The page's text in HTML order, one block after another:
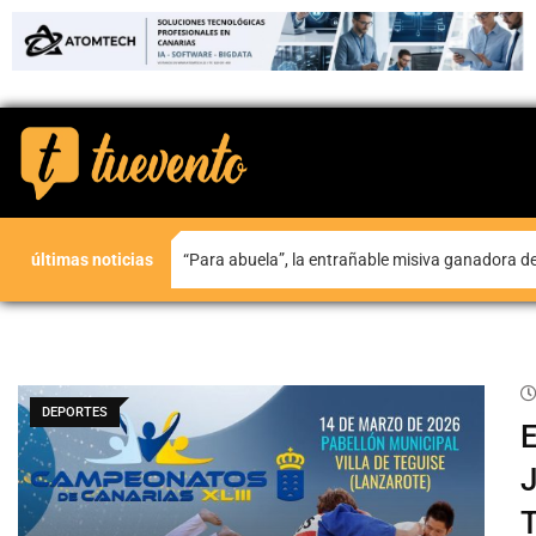
últimas noticias “Para abuela”, la entrañable misiva ganadora
DEPORTES